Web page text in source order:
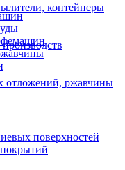
контейнеры
отложений, ржавчины
поверхностей